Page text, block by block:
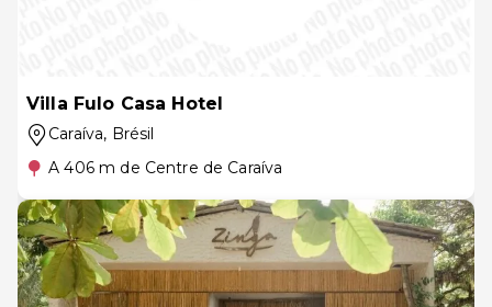
Villa Fulo Casa Hotel
Caraíva, Brésil
A 406 m de Centre de Caraíva